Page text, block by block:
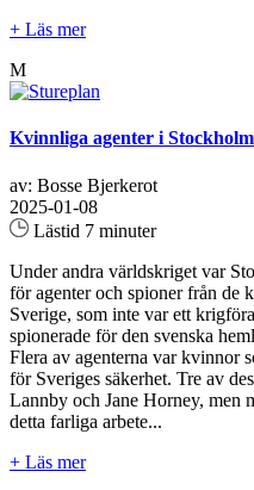
+ Läs mer
M
Kvinnliga agenter i
av: Bosse Bjerkerot
2025-01-08
Lästid 7 minuter
Under andra världskriget var
för agenter och spioner från de
Sverige, som inte var ett
spionerade för den svenska
Flera av agenterna var kvinnor
för Sveriges säkerhet. Tre av
Lannby och Jane Horney, men
detta farliga arbete...
+ Läs mer